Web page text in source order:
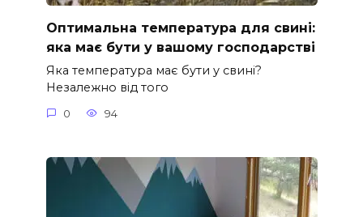
Оптимальна температура для свині:
яка має бути у вашому господарстві
Яка температура має бути у свині?
Незалежно від того
0 94